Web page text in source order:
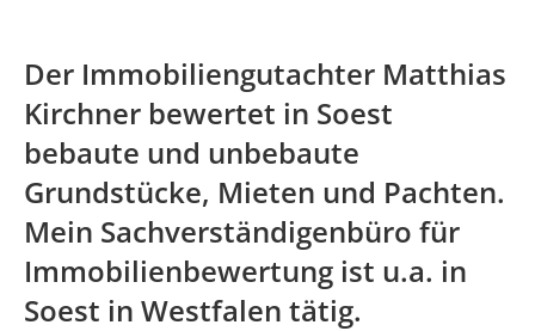
Der Immobiliengutachter Matthias
Kirchner bewertet in Soest
bebaute und unbebaute
Grundstücke, Mieten und Pachten.
Mein Sachverständigenbüro für
Immobilienbewertung ist u.a. in
Soest in Westfalen tätig.